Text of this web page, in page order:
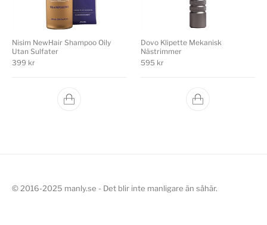
Nisim NewHair Shampoo Oily
Utan Sulfater
399 kr
Dovo Klipette Mekanisk
Nästrimmer
595 kr
© 2016-2025 manly.se - Det blir inte manligare än såhär.